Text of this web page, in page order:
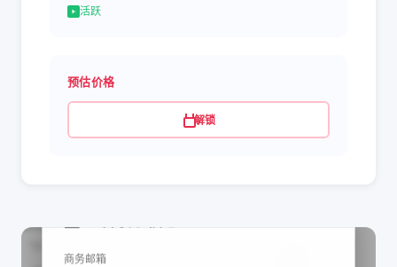
活跃
预估价格
解锁
商务邮箱